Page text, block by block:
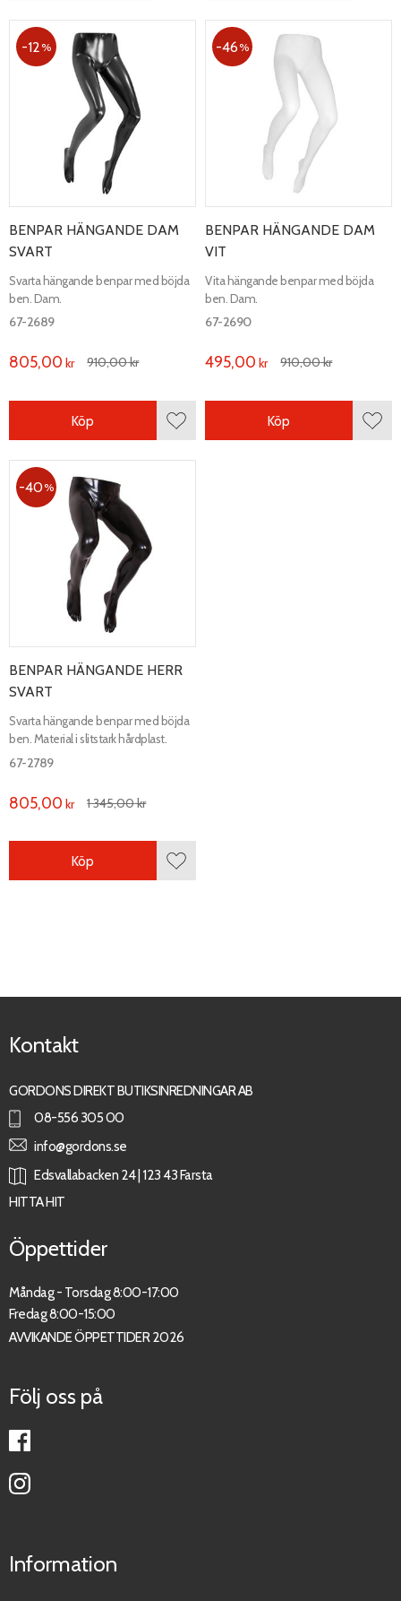
BENPAR HÄNGANDE DAM
SVART
Svarta hängande benpar med böjda
ben. Dam.
67-2689
805,00 kr 910,00kr
12 %
Lägg till i favoriter
Köp
BENPAR HÄNGANDE DAM
VIT
Vita hängande benpar med böjda
ben. Dam.
67-2690
495,00 kr 910,00kr
46%
Köp
BENPAR HÄNGANDE HERR
SVART
Svarta hängande benpar med böjda
ben. Material i slitstark hårdplast.
67-2789
805,00 kr 1 345,00kr
40%
Lägg till i favoriter
Köp
Kontakt
GORDONS DIREKT BUTIKSINREDNINGAR AB
08-556 305 00
info@gordons.se
Edsvallabacken 24 | 123 43 Farsta
HITTA HIT
Öppettider
Måndag - Torsdag 8:00-17:00
Fredag 8:00-15:00
AVVIKANDE ÖPPETTIDER 2026
Följ oss på
Information